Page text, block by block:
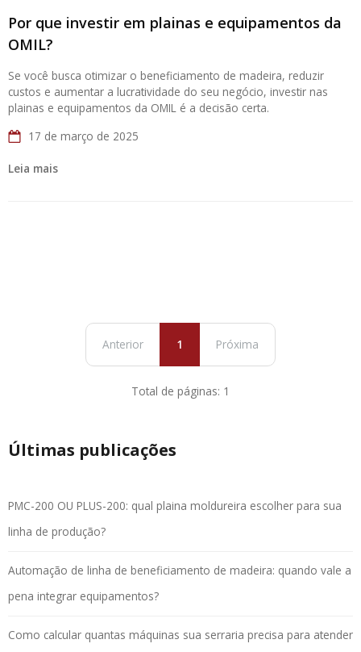
Por que investir em plainas e equipamentos da
OMIL?
Se você busca otimizar o beneficiamento de madeira, reduzir
custos e aumentar a lucratividade do seu negócio, investir nas
plainas e equipamentos da OMIL é a decisão certa.
17 de março de 2025
Leia mais
Anterior 1 Próxima
Total de páginas: 1
Últimas publicações
PMC-200 OU PLUS-200: qual plaina moldureira escolher para sua
linha de produção?
Automação de linha de beneficiamento de madeira: quando vale a
pena integrar equipamentos?
Como calcular quantas máquinas sua serraria precisa para atender